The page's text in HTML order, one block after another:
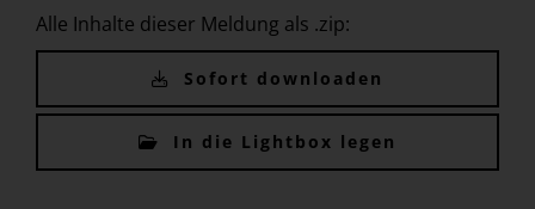
Alle Inhalte dieser Meldung als .zip:
Sofort downloaden
In die Lightbox legen